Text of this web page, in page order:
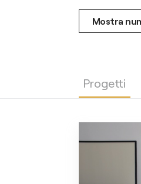
Mostra
Progetti